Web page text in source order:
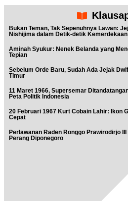
Bukan Teman, Tak Sepenuhnya Lawan:
Nishijima dalam Detik-detik
Aminah Syukur: Nenek Belanda yang
Tepian
Sebelum Orde Baru, Sudah Ada Jejak
Timur
11 Maret 1966, Supersemar
Peta Politik Indonesia
20 Februari 1967 Kurt Cobain Lahir: Ikon
Cepat
Perlawanan Raden Ronggo Prawirodirjo
Perang Diponegoro